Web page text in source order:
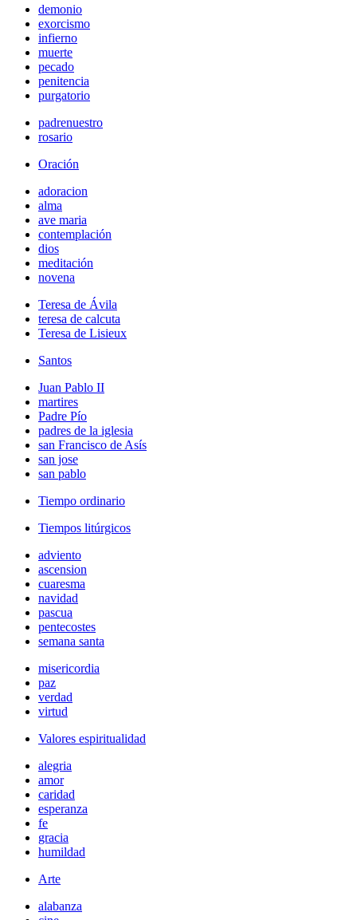
demonio
exorcismo
infierno
muerte
pecado
penitencia
purgatorio
padrenuestro
rosario
Oración
adoracion
alma
ave maria
contemplación
dios
meditación
novena
Teresa de Ávila
teresa de calcuta
Teresa de Lisieux
Santos
Juan Pablo II
martires
Padre Pío
padres de la iglesia
san Francisco de Asís
san jose
san pablo
Tiempo ordinario
Tiempos litúrgicos
adviento
ascension
cuaresma
navidad
pascua
pentecostes
semana santa
misericordia
paz
verdad
virtud
Valores espiritualidad
alegria
amor
caridad
esperanza
fe
gracia
humildad
Arte
alabanza